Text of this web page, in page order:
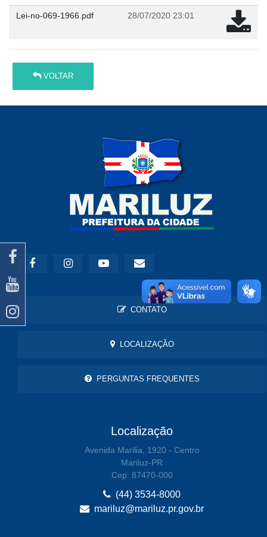
Lei-no-069-1966.pdf 28/07/2020 23:01
VOLTAR
CONTATO
LOCALIZAÇÃO
PERGUNTAS FREQUENTES
Localização
Avenida Marilia, 1920 - Centro
Mariluz-PR
Cep: 87470-000
(44) 3534-8000
mariluz@mariluz.pr.gov.br